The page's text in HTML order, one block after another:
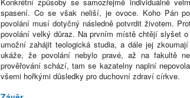
spasení. Co se však neliší, je ovoce. Koho Pán
povolání musí dotyčný následně potvrdit životem.
povolání velký důraz. Na prvním místě chtějí slyšet
umožní zahájit teologická studia, a dále jej
ukáže, že povolání nebylo pravé, až na fakultě
prověřování schází, tam se kazatelny naplní
všemi hořkými důsledky pro duchovní zdraví církve.